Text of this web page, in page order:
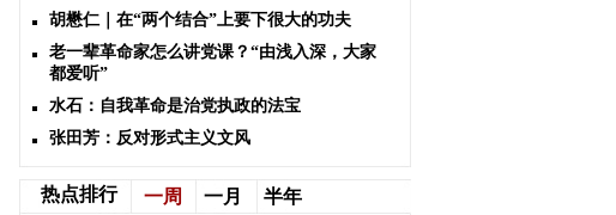
胡懋仁｜在“两个结合”上要下很大的功夫
老一辈革命家怎么讲党课？“由浅入深，大家
都爱听”
水石：自我革命是治党执政的法宝
张田芳：反对形式主义文风
热点排行 一周 一月 半年